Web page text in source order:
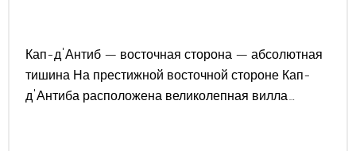
Кап-д'Антиб — восточная сторона — абсолютная
тишина На престижной восточной стороне Кап-
д'Антиба расположена великолепная вилла